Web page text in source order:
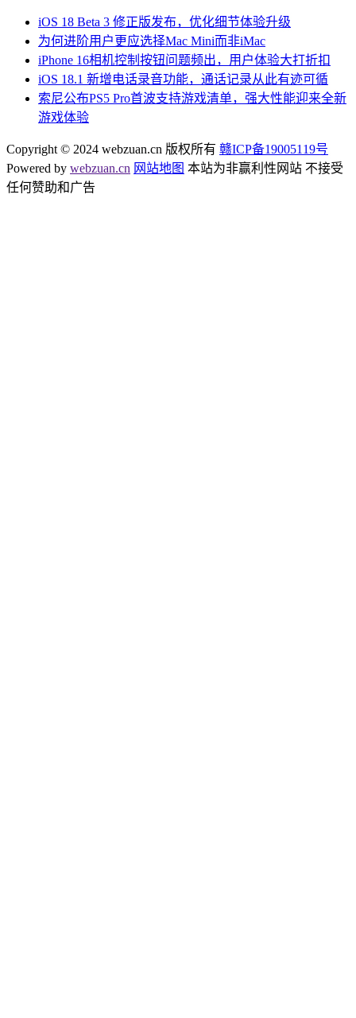
iOS 18 Beta 3 修正版发布，优化细节体验升级
为何进阶用户更应选择Mac Mini而非iMac
iPhone 16相机控制按钮问题频出，用户体验大打折扣
iOS 18.1 新增电话录音功能，通话记录从此有迹可循
索尼公布PS5 Pro首波支持游戏清单，强大性能迎来全新
游戏体验
Copyright © 2024 webzuan.cn 版权所有 赣ICP备19005119号
Powered by webzuan.cn 网站地图 本站为非赢利性网站 不接受
任何赞助和广告